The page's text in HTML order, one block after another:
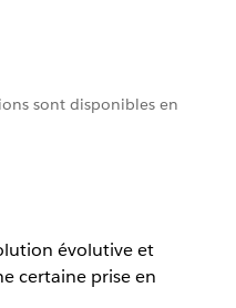
sont disponibles en
évolutive et
certaine prise en